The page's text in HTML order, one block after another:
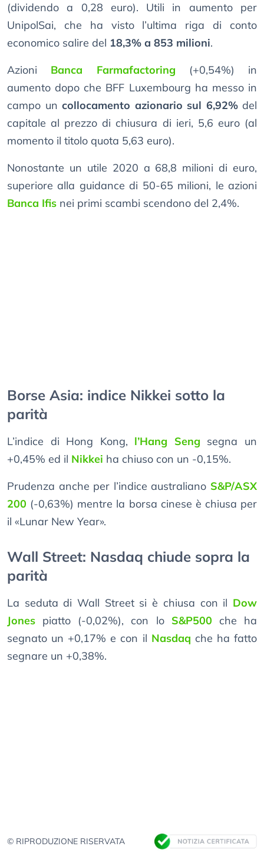
(dividendo a 0,28 euro). Utili in aumento per
UnipolSai, che ha visto l’ultima riga di conto
economico salire del 18,3% a 853 milioni.
Azioni Banca Farmafactoring (+0,54%) in
aumento dopo che BFF Luxembourg ha messo in
campo un collocamento azionario sul 6,92%del
capitale al prezzo di chiusura di ieri, 5,6 euro (al
momento il titolo quota 5,63 euro).
Nonostante un utile 2020 a 68,8 milioni di euro,
superiore alla guidance di 50-65 milioni, le azioni
Banca Ifis nei primi scambi scendono del 2,4%.
Borse Asia: indice Nikkei sotto la
parità
L’indice di Hong Kong, l’Hang Seng segna un
+0,45% ed il Nikkei ha chiuso con un -0,15%.
Prudenza anche per l’indice australiano S&P/ASX
200 (-0,63%) mentre la borsa cinese è chiusa per
il «Lunar New Year».
Wall Street: Nasdaq chiude sopra la
parità
La seduta di Wall Street si è chiusa con il Dow
Jones piatto (-0,02%), con lo S&P500 che ha
segnato un +0,17% e con il Nasdaq che ha fatto
segnare un +0,38%.
© RIPRODUZIONE RISERVATA